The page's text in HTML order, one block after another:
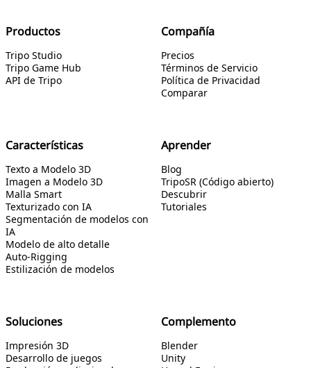
Productos
Tripo Studio
Tripo Game Hub
API de Tripo
Compañía
Precios
Términos de Servicio
Política de Privacidad
Comparar
Características
Texto a Modelo 3D
Imagen a Modelo 3D
Malla Smart
Texturizado con IA
Segmentación de modelos con
IA
Modelo de alto detalle
Auto-Rigging
Estilización de modelos
Aprender
Blog
TripoSR (Código abierto)
Descubrir
Tutoriales
Soluciones
Impresión 3D
Desarrollo de juegos
Complemento
Blender
Unity